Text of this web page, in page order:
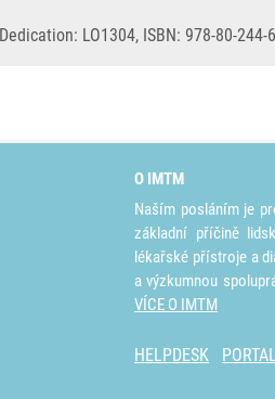
LO1304, ISBN: 978-80-244-
O IMTM
Naším posláním je
základní příčině
lékařské přístroje a
a výzkumnou
VÍCE O IMTM
HELPDESK PORTAL